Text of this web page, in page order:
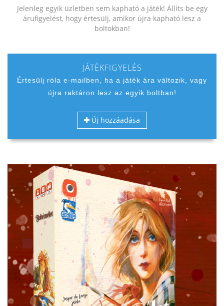
Jelenleg egyik üzletben sem kapható a játék! Állíts be egy
árufigyelést, hogy értesülj, amikor újra kapható lesz a
boltokban!
JÁTÉKFIGYELÉS
Értesülj róla e-mailben, ha a játék ára változik, vagy
újra raktáron lesz az egyik boltban!
Új hozzáadása